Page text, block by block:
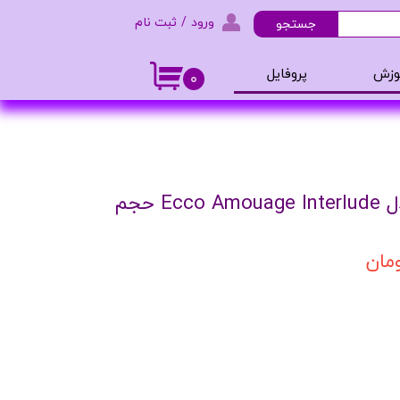
۰
ورود / ثبت نام
تغییر گذر واژه
و ادکلن
پروفایل
جستجو
اسپری بدن مردانه مدل Ecco Amouage Interlude حجم